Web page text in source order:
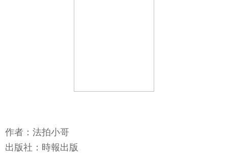
作者：法拍小哥
出版社：時報出版